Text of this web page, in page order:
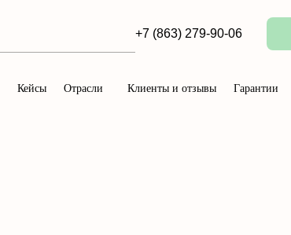
+7 (863) 279-90-06
Кейсы Отрасли Клиенты и отзывы Гарантии